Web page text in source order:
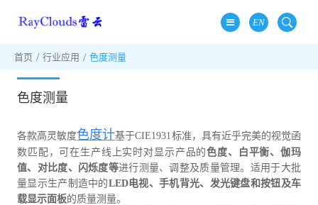
EN
首页 行业应用 色度测量
色度测量
各款高灵敏度色度计基于CIE1931标准，具有近乎完美的视觉函
数匹配，可在生产线上实时对显示产品的色度、白平衡、伽玛
值、对比度、闪烁度等进行测量、调整及质量管理。适用于大批
量显示生产制造中的LED电视、手机背光、发光键盘和按钮及车
载显示面板的质量测量。